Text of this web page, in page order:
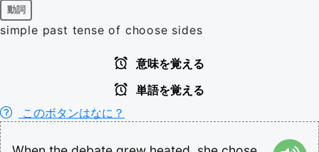
動詞
simple past tense of choose sides
意味を覚える
単語を覚える
このボタンはなに？